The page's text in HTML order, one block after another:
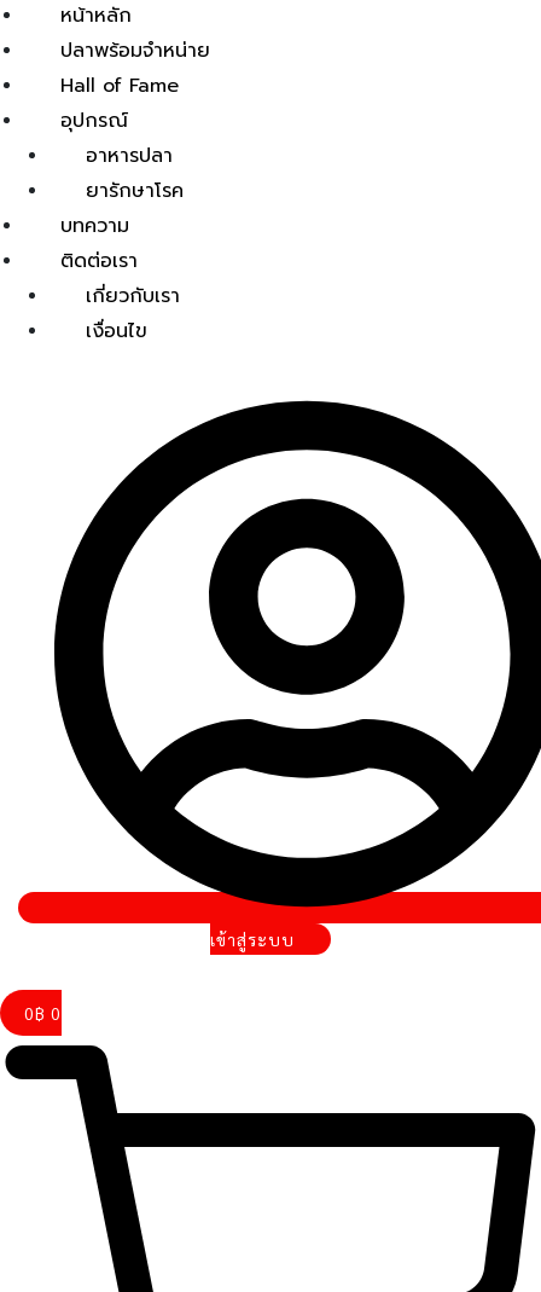
หน้าหลัก
ปลาพร้อมจำหน่าย
Hall of Fame
อุปกรณ์
อาหารปลา
ยารักษาโรค
บทความ
ติดต่อเรา
เกี่ยวกับเรา
เงื่อนไข
เข้าสู่ระบบ
0฿ 0